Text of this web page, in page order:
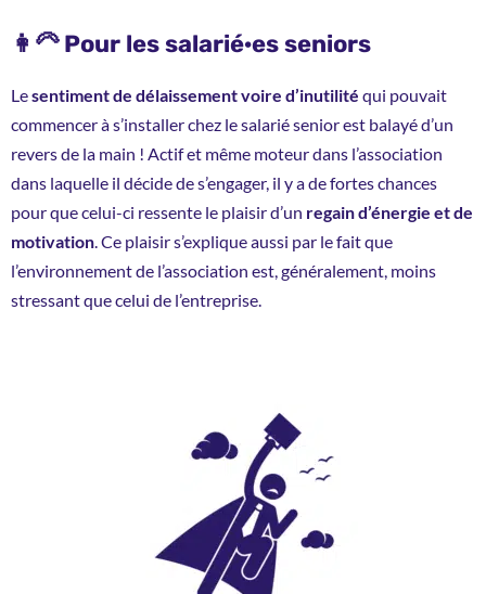
👩‍🦳 Pour les salarié·es seniors
Lesentiment de délaissement voire d’inutilité qui pouvait
commencer à s’installer chez le salarié senior est balayé d’un
revers de la main ! Actif et même moteur dans l’association
dans laquelle il décide de s’engager, il y a de fortes chances
pour que celui-ci ressente le plaisir d’un regain d’énergie et de
motivation. Ce plaisir s’explique aussi par le fait que
l’environnement de l’association est, généralement, moins
stressant que celui de l’entreprise.